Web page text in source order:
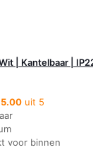
| Kantelbaar | IP22
5.00 uit 5
voor binnen